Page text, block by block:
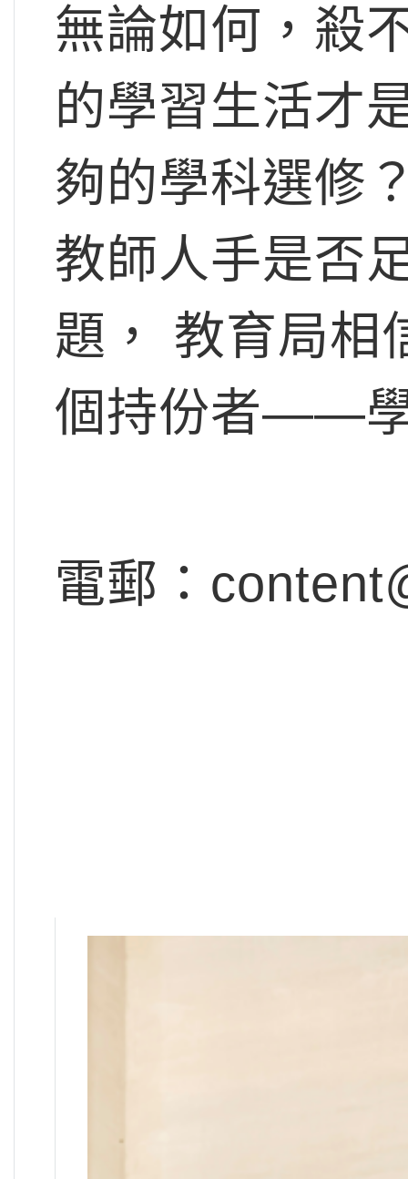
無論如何，殺
的學習生活才
夠的學科選修
教師人手是否
題， 教育局相
個持份者——學
電郵：